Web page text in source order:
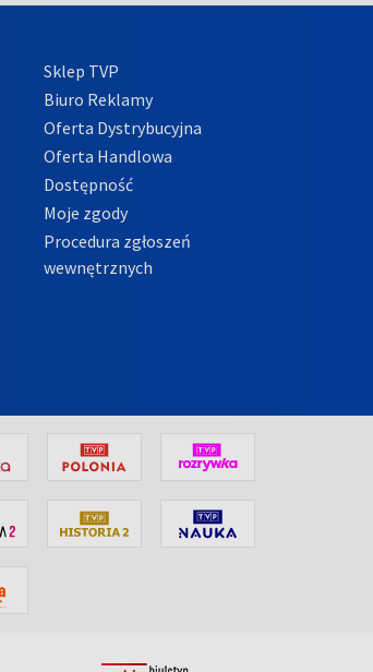
Sklep TVP
Biuro Reklamy
Oferta Dystrybucyjna
Oferta Handlowa
Dostępność
Moje zgody
Procedura zgłoszeń
wewnętrznych